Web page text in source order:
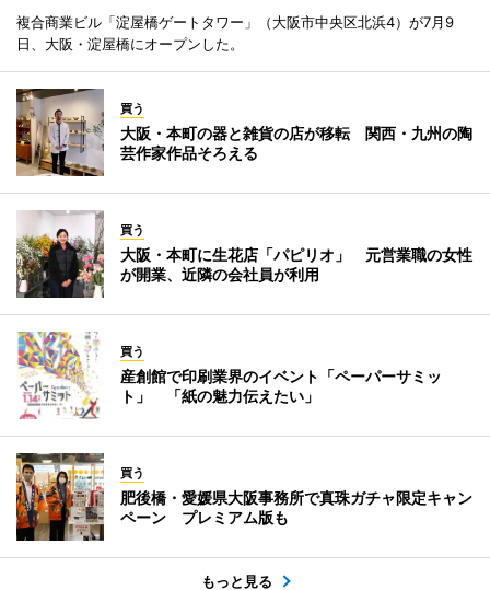
複合商業ビル「淀屋橋ゲートタワー」（大阪市中央区北浜4）が7月9
日、大阪・淀屋橋にオープンした。
買う
大阪・本町の器と雑貨の店が移転 関西・九州の陶
芸作家作品そろえる
買う
大阪・本町に生花店「パピリオ」 元営業職の女性
が開業、近隣の会社員が利用
買う
産創館で印刷業界のイベント「ペーパーサミッ
ト」 「紙の魅力伝えたい」
買う
肥後橋・愛媛県大阪事務所で真珠ガチャ限定キャン
ペーン プレミアム版も
もっと見る